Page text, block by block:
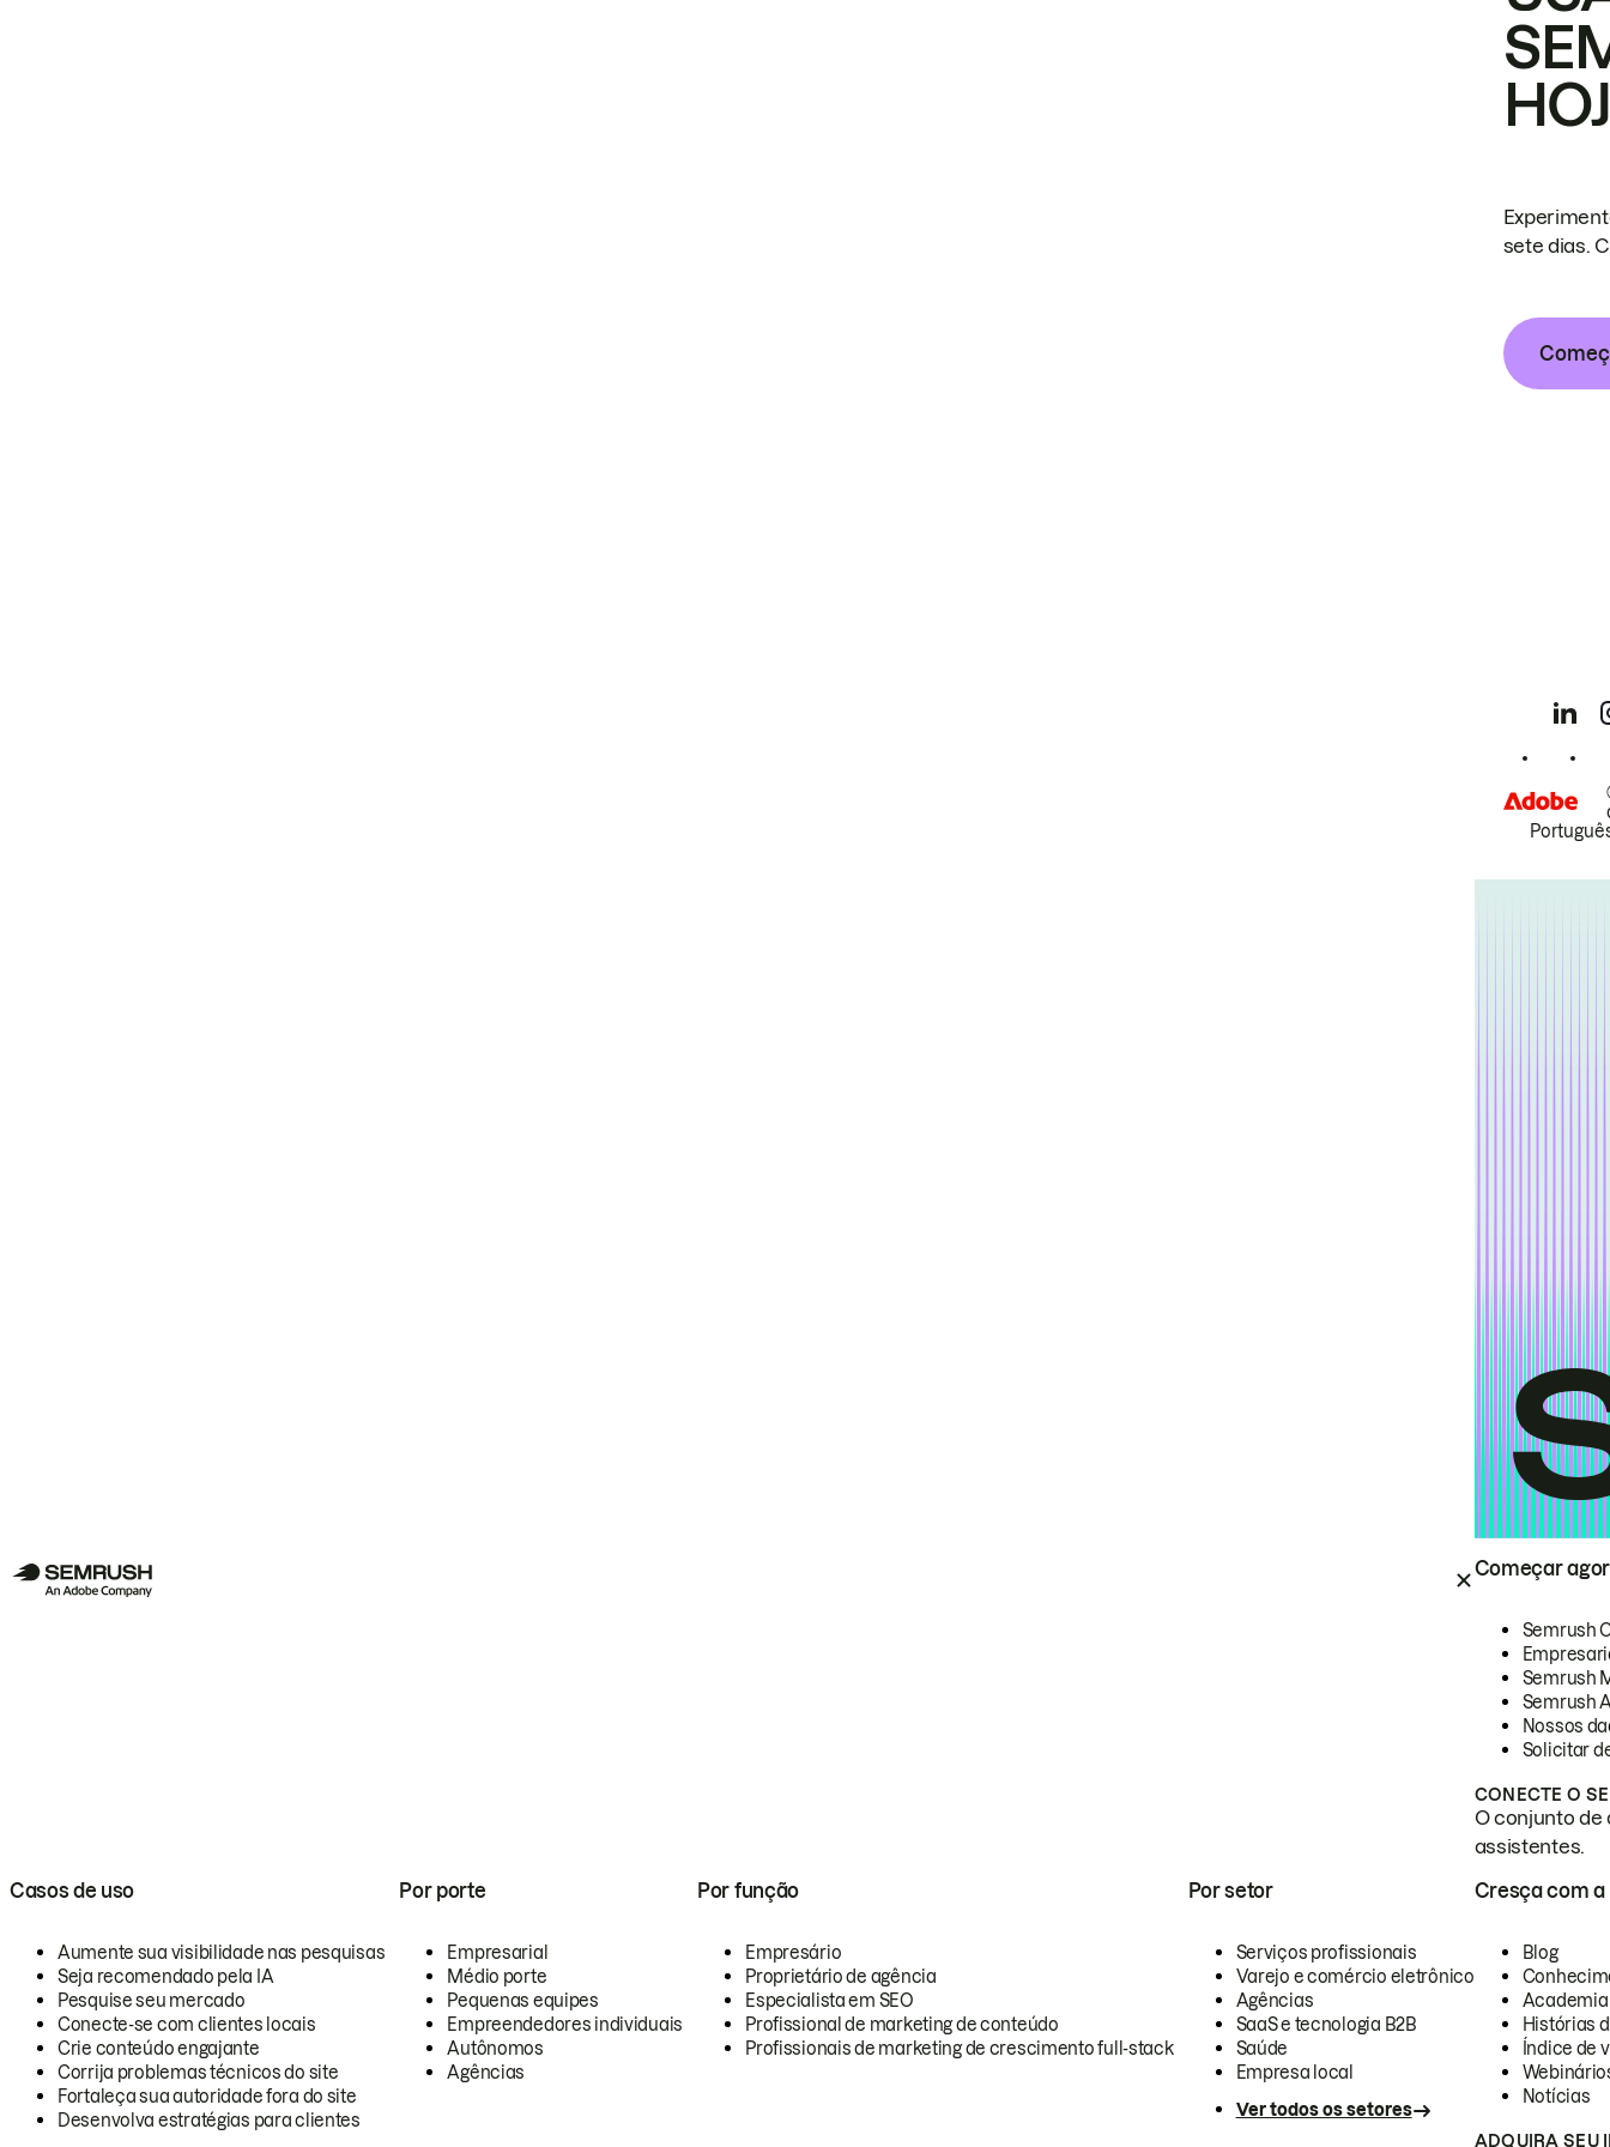
Começar
Semrush
Semrush
Semrush
Nossos
Solicitar
CONECTE O
O conjunto de
assistentes.
Casos de uso
Aumente sua visibilidade nas pesquisas
Seja recomendado pela IA
Pesquise seu mercado
Conecte-se com clientes locais
Crie conteúdo engajante
Corrija problemas técnicos do site
Fortaleça sua autoridade fora do site
Desenvolva estratégias para clientes
Por porte
Empresarial
Médio porte
Pequenas equipes
Empreendedores individuais
Autônomos
Agências
Por função
Empresário
Proprietário de agência
Especialista em SEO
Profissional de marketing de conteúdo
Profissionais de marketing de crescimento full-stack
Por setor
Serviços profissionais
Varejo e comércio eletrônico
Agências
SaaS e tecnologia B2B
Saúde
Empresa local
Ver todos os setores
Cresça com a
Blog
Academia
Histórias
Índice de
Notícias
ADQUIRA SEU
sete dias.